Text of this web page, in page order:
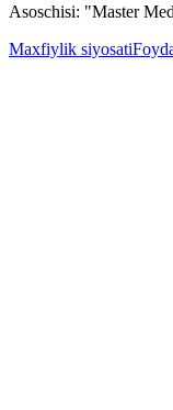
Asoschisi: "Master
Maxfiylik siyosati